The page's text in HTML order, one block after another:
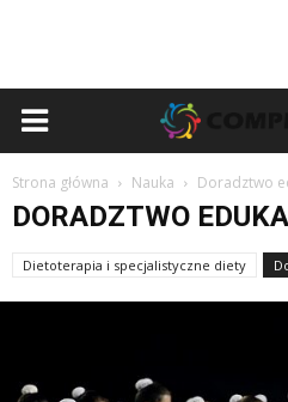
Strona główna Nauka Doradztwo
DORADZTWO
Dietoterapia i specjalistyczne diety